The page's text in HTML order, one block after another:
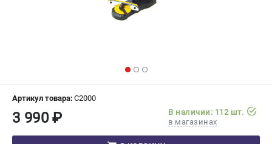
МАГАЗИНЫ
ИЗБРАННОЕ ( 0
Артикул товара: C2000
3 990 ₽
В наличии: 112 шт.
в магазинах